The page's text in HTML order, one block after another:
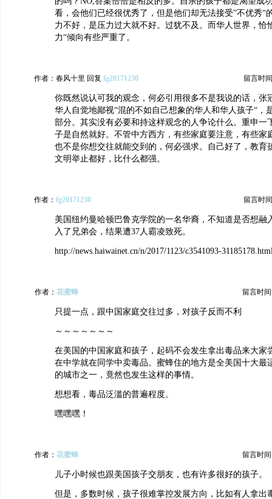
看，会他们已经很优秀了，但是他们却无法接受”不优秀“
力不好，是压力过大就不好。过犹不及。而华人世界，恰
力“倾向有些严重了。
作者：春风十里 回复 fg20171230 留言时
你既然说认可我的观念，何必引用很多不是我说的话，张
华人自觉地鄙视“混的不如自己想象的华人和华人孩子“，
部分。其实没有必要和持这样观念的人争论什么。重申一
子是自然就好。不管中方西方，有些家庭要注意，有些家
也不是你想交往就能交到的，何必强求。自己好了，教育
文明举止都好，比什么都强。
作者： fg20171230 留言时
美国纽约曼哈顿巴鲁克学院的一名华裔，不知道是否想融
入了兄弟会，结果遭37人霸凌致死。
http://news.haiwainet.cn/n/2017/1123/c3541093-
作者： 花蜜蜂 留言时间
只提一点，跟中国家庭交往过多，对孩子反而不利
～～～～～～～
在美国的中国家庭和孩子，起码不会发生拿出毒品来大家
在中学就在同学中卖毒品。蜜蜂住的地方是全美国十大最
的城市之一，竟然也发生这样的事情。
想想看，毒品泛滥的普遍程度。
嘿嘿嘿！
作者： 花蜜蜂 留言时间
儿子小时候也跟美国孩子交朋友，也有许多很好的孩子。
但是，多数时候，孩子很难掌控发展方向，比如有人拿出